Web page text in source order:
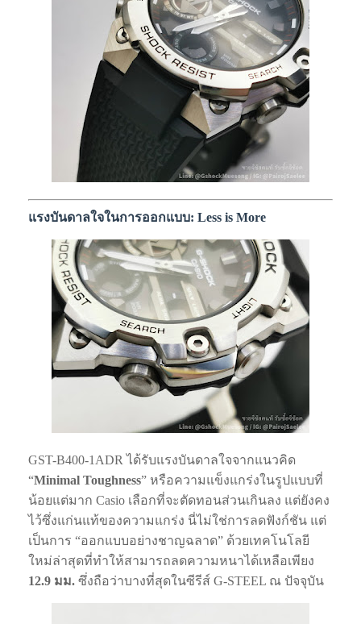
แรงบันดาลใจในการออกแบบ: Less is More
GST-B400-1ADR ได้รับแรงบันดาลใจจากแนวคิด
“Minimal Toughness” หรือความแข็งแกร่งในรูปแบบที่
น้อยแต่มาก Casio เลือกที่จะตัดทอนส่วนเกินลง แต่ยังคง
ไว้ซึ่งแก่นแท้ของความแกร่ง นี่ไม่ใช่การลดฟังก์ชัน แต่
เป็นการ “ออกแบบอย่างชาญฉลาด” ด้วยเทคโนโลยี
ใหม่ล่าสุดที่ทำให้สามารถลดความหนาได้เหลือเพียง
12.9 มม. ซึ่งถือว่าบางที่สุดในซีรีส์ G-STEEL ณ ปัจจุบัน